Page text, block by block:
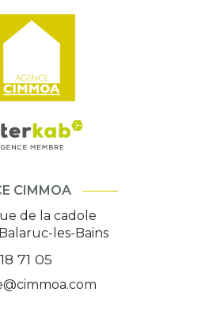
CIMMOA
de la cadole
Balaruc-les-Bains
71 05